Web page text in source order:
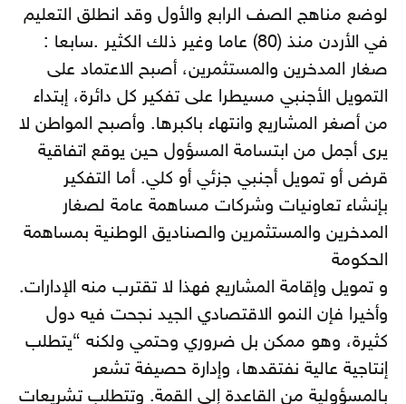
لوضع مناهج الصف الرابع والأول وقد انطلق التعليم
في الأردن منذ (80) عاما وغير ذلك الكثير .سابعا :
صغار المدخرين والمستثمرين، أصبح الاعتماد على
التمويل الأجنبي مسيطرا على تفكير كل دائرة، إبتداء
من أصغر المشاريع وانتهاء باكبرها. وأصبح المواطن لا
يرى أجمل من ابتسامة المسؤول حين يوقع اتفاقية
قرض أو تمويل أجنبي جزئي أو كلي. أما التفكير
بإنشاء تعاونيات وشركات مساهمة عامة لصغار
المدخرين والمستثمرين والصناديق الوطنية بمساهمة
الحكومة
و تمويل وإقامة المشاريع فهذا لا تقترب منه الإدارات.
وأخيرا فإن النمو الاقتصادي الجيد نجحت فيه دول
كثيرة، وهو ممكن بل ضروري وحتمي ولكنه “يتطلب
إنتاجية عالية نفتقدها، وإدارة حصيفة تشعر
بالمسؤولية من القاعدة إلى القمة. وتتطلب تشريعات